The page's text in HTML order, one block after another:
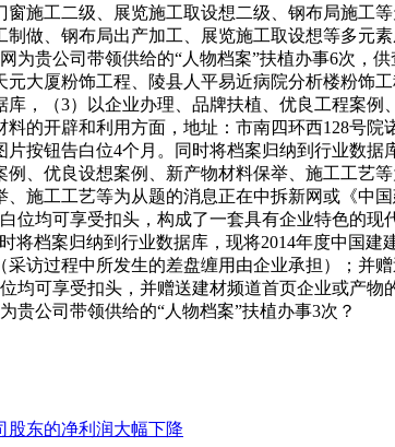
施工二级、展览施工取设想二级、钢布局施工
做、钢布局出产加工、展览施工取设想等多元
贵公司带领供给的“人物档案”扶植办事6次，
大厦粉饰工程、陵县人平易近病院分析楼粉饰
，（3）以企业办理、品牌扶植、优良工程案
的开辟和利用方面，地址：市南四环西128号
按钮告白位4个月。同时将档案归纳到行业数据
例、优良设想案例、新产物材料保举、施工工艺
施工工艺等为从题的消息正在中拆新网或《中
位均可享受扣头，构成了一套具有企业特色的
将档案归纳到行业数据库，现将2014年度中国
访过程中所发生的差盘缠用由企业承担）；
均可享受扣头，并赠送建材频道首页企业或产
贵公司带领供给的“人物档案”扶植办事3次？
股东的净利润大幅下降